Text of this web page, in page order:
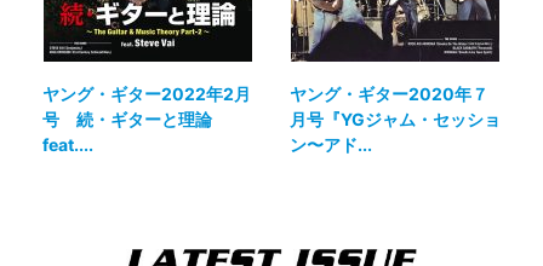
ヤング・ギター2022年2月
号 続・ギターと理論
feat....
ヤング・ギター2020年７
月号『YGジャム・セッショ
ン〜アド...